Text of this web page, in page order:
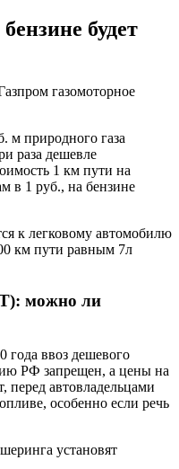
будет
газомоторное
м природного газа
раза дешевле
1 км пути на
в 1 руб., на бензине
к легковому автомобилю
км пути равным 7л
можно ли
года ввоз дешевого
РФ запрещен, а цены на
перед автовладельцами
особенно если речь
установят